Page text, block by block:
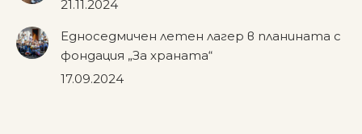
21.11.2024
Едноседмичен летен лагер в планината с
фондация „За храната“
17.09.2024